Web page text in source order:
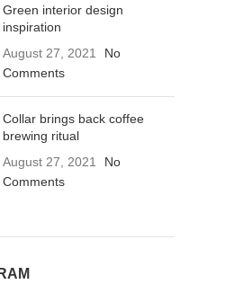
Green interior design
inspiration
August 27, 2021
No
Comments
Collar brings back coffee
brewing ritual
August 27, 2021
No
Comments